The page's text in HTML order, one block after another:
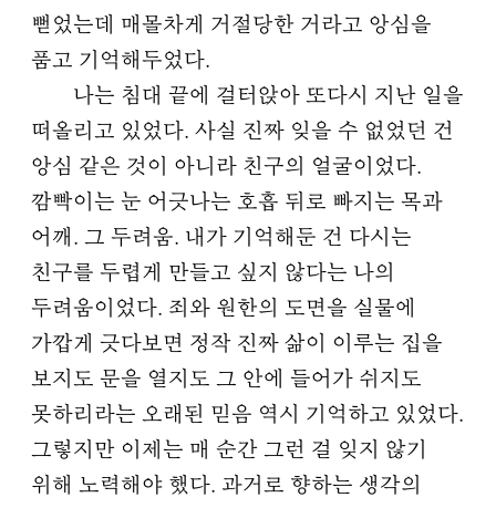
뻗었는데 매몰차게 거절당한 거라고 앙심을
품고 기억해두었다.
나는 침대 끝에 걸터앉아 또다시 지난 일을
떠올리고 있었다. 사실 진짜 잊을 수 없었던 건
앙심 같은 것이 아니라 친구의 얼굴이었다.
깜빡이는 눈 어긋나는 호흡 뒤로 빠지는 목과
어깨. 그 두려움. 내가 기억해둔 건 다시는
친구를 두렵게 만들고 싶지 않다는 나의
두려움이었다. 죄와 원한의 도면을 실물에
가깝게 긋다보면 정작 진짜 삶이 이루는 집을
보지도 문을 열지도 그 안에 들어가 쉬지도
못하리라는 오래된 믿음 역시 기억하고 있었다.
그렇지만 이제는 매 순간 그런 걸 잊지 않기
위해 노력해야 했다. 과거로 향하는 생각의